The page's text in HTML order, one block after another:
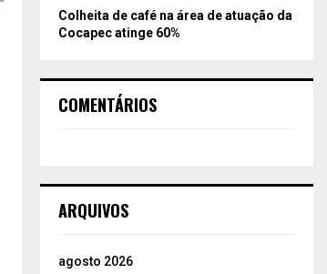
Colheita de café na área de atuação da
Cocapec atinge 60%
COMENTÁRIOS
ARQUIVOS
agosto 2026